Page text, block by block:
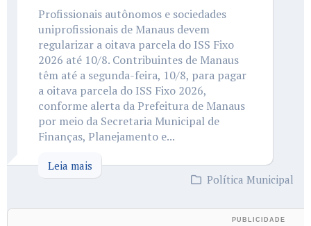
Profissionais autônomos e sociedades
uniprofissionais de Manaus devem
regularizar a oitava parcela do ISS Fixo
2026 até 10/8. Contribuintes de Manaus
têm até a segunda-feira, 10/8, para pagar
a oitava parcela do ISS Fixo 2026,
conforme alerta da Prefeitura de Manaus
por meio da Secretaria Municipal de
Finanças, Planejamento e...
Leia mais
Política Municipal